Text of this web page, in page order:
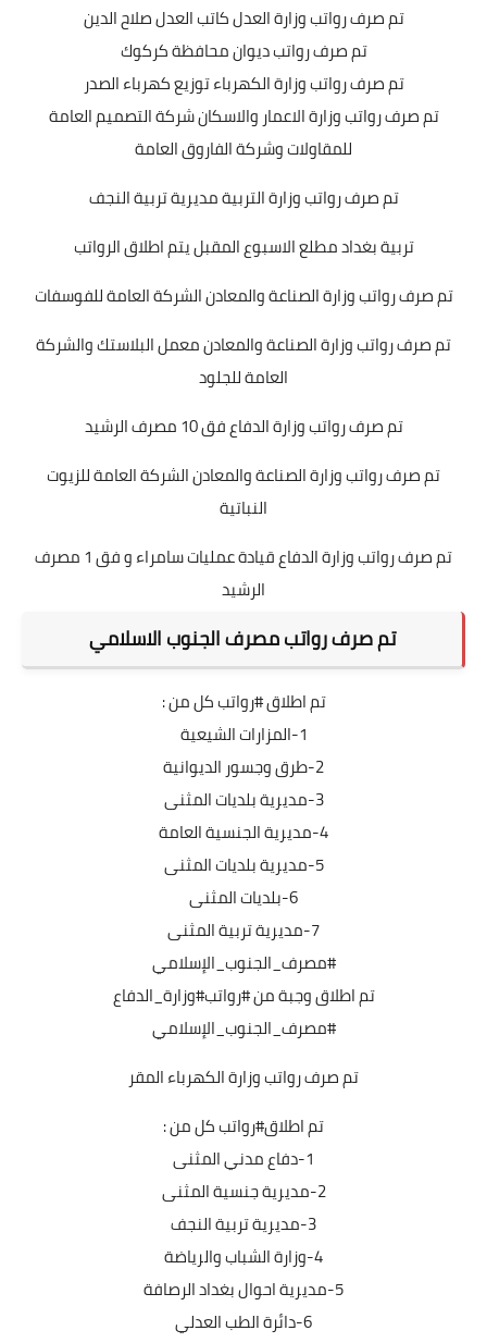
تم صرف رواتب وزارة العدل كاتب العدل صلاح الدين
تم صرف رواتب ديوان محافظة كركوك
تم صرف رواتب وزارة الكهرباء توزيع كهرباء الصدر
تم صرف رواتب وزارة الاعمار والاسكان شركة التصميم العامة
للمقاولات وشركة الفاروق العامة
تم صرف رواتب وزارة التربية مديرية تربية النجف
تربية بغداد مطلع الاسبوع المقبل يتم اطلاق الرواتب
تم صرف رواتب وزارة الصناعة والمعادن الشركة العامة للفوسفات
تم صرف رواتب وزارة الصناعة والمعادن معمل البلاستك والشركة
العامة للجلود
تم صرف رواتب وزارة الدفاع فق 10 مصرف الرشيد
تم صرف رواتب وزارة الصناعة والمعادن الشركة العامة للزيوت
النباتية
تم صرف رواتب وزارة الدفاع قيادة عمليات سامراء و فق 1 مصرف
الرشيد
تم صرف رواتب مصرف الجنوب الاسلامي
تم اطلاق #رواتب كل من :
1-المزارات الشيعية
2-طرق وجسور الديوانية
3-مديرية بلديات المثنى
4-مديرية الجنسية العامة
5-مديرية بلديات المثنى
6-بلديات المثنى
7-مديرية تربية المثنى
#مصرف_الجنوب_الإسلامي
تم اطلاق وجبة من #رواتب#وزارة_الدفاع
#مصرف_الجنوب_الإسلامي
تم صرف رواتب وزارة الكهرباء المقر
تم اطلاق#رواتب كل من :
1-دفاع مدني المثنى
2-مديرية جنسية المثنى
3-مديرية تربية النجف
4-وزارة الشباب والرياضة
5-مديرية احوال بغداد الرصافة
6-دائرة الطب العدلي